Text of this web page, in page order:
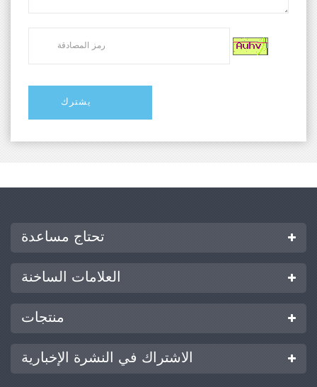
تحتاج مساعدة
العلامات الساخنة
منتجات
الاشتراك في النشرة الإخبارية